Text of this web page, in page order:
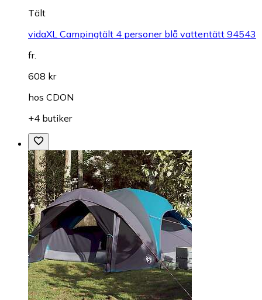
Tält
vidaXL Campingtält 4 personer blå vattentätt 94543
fr.
608 kr
hos CDON
+4 butiker